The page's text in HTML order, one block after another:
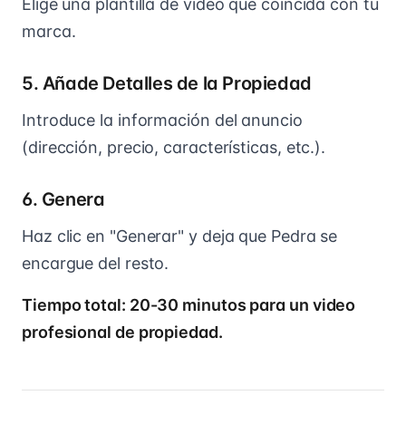
Elige una plantilla de video que coincida con tu
marca.
5. Añade Detalles de la Propiedad
Introduce la información del anuncio
(dirección, precio, características, etc.).
6. Genera
Haz clic en "Generar" y deja que Pedra se
encargue del resto.
Tiempo total: 20-30 minutos para un video
profesional de propiedad.